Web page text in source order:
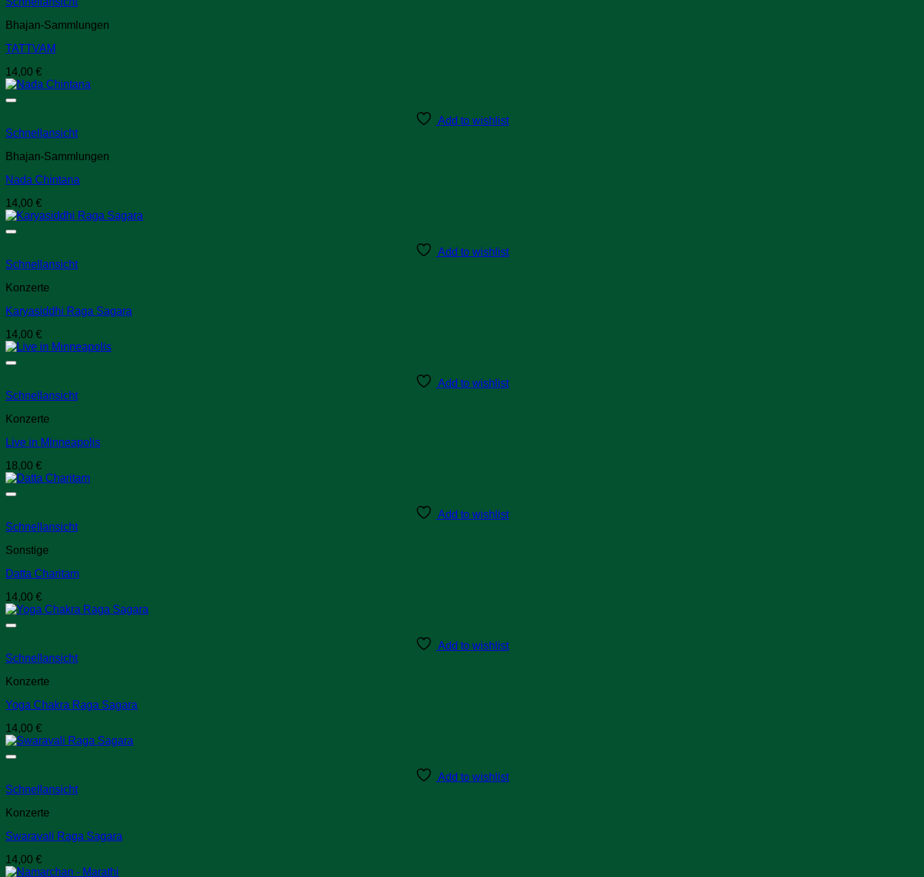
Bhajan-Sammlungen
TATTVAM
14,00 €
Add to wishlist
Schnellansicht
Bhajan-Sammlungen
Nada Chintana
14,00 €
Add to wishlist
Schnellansicht
Konzerte
Karyasiddhi Raga Sagara
14,00 €
Add to wishlist
Schnellansicht
Konzerte
Live in Minneapolis
18,00 €
Add to wishlist
Schnellansicht
Sonstige
Datta Charitam
14,00 €
Add to wishlist
Schnellansicht
Konzerte
Yoga Chakra Raga Sagara
14,00 €
Add to wishlist
Schnellansicht
Konzerte
Swaravali Raga Sagara
14,00 €